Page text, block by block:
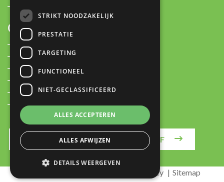
OVER
Plan-IT Stories
Over ons
Partners
Vacatures
Contact
MELD JE AAN VOOR DE NIEUWSBRIEF
Privacy Policy Sitemap
STRIKT NOODZAKELIJK
PRESTATIE
TARGETING
FUNCTIONEEL
NIET-GECLASSIFICEERD
ALLES ACCEPTEREN
ALLES AFWIJZEN
DETAILS WEERGEVEN